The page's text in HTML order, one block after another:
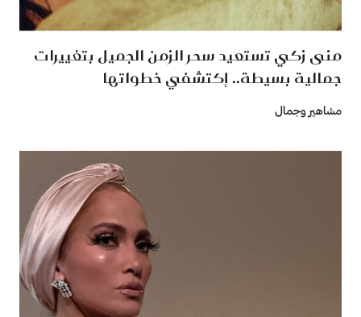
منى زكي تستعيد سحر الزمن الجميل بتغييرات
جمالية بسيطة.. إكتشفي خطواتها
مشاهير وجمال